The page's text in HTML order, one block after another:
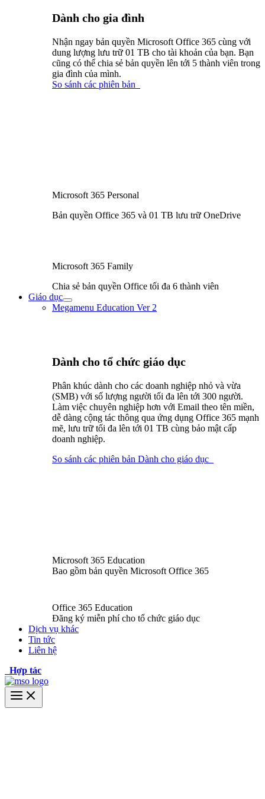
Dành cho gia đình​
Nhận ngay bản quyền Microsoft Office 365 cùng với
dung lượng lưu trữ 01 TB cho tài khoản của bạn. Bạn
cũng có thể chia sẻ bản quyền lên tới 5 thành viên trong
gia đình của mình.
So sánh các phiên bản
Microsoft 365 Personal
Bản quyền Office 365 và 01 TB lưu trữ OneDrive
Microsoft 365 Family
Chia sẻ bản quyền Office tối đa 6 thành viên
Giáo dục
Bật/tắt
Menu
Megamenu Education Ver 2
Dành cho tổ chức giáo dục
Phân khúc dành cho các doanh nghiệp nhỏ và vừa
(SMB) với số lượng người tối đa lên tới 300 người.
Làm việc chuyên nghiệp hơn với Email theo tên miền,
dễ dàng cộng tác thông qua ứng dụng Office 365 mạnh
mẽ, lưu trữ tối đa lên tới 01 TB cùng bảo mật cấp
doanh nghiệp.
So sánh các phiên bản Dành cho giáo dục
Microsoft 365 Education
Bao gồm bản quyền Microsoft Office 365
Office 365 Education
Đăng ký miễn phí cho tổ chức giáo dục
Dịch vụ khác
Tin tức
Liên hệ
Hợp tác
Main
Menu